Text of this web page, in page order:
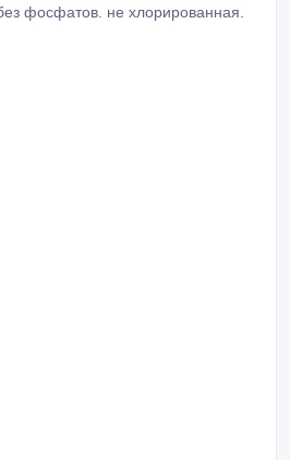
фосфатов. не хлорированная.